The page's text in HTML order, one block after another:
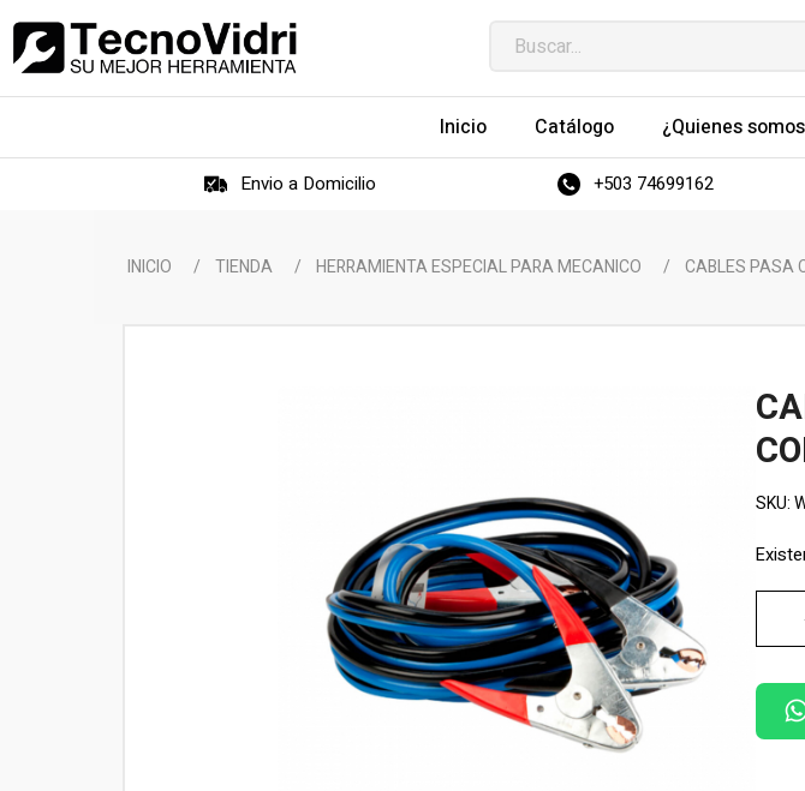
Inicio Catálogo ¿Quienes
Envio a Domicilio +503 74699162
INICIO / TIENDA / HERRAMIENTA ESPECIAL PARA MECANICO / CABLES PASA
SKU: